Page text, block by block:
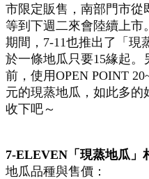
市限定販售，南部門市從
等到下週二來會陸續上市
期間，7-11也推出了「現
於一條地瓜只要15緣起。
前，使用OPEN POINT
元的現蒸地瓜，如此多
收下吧～
7-ELEVEN「現蒸地瓜」
地瓜品種與售價：